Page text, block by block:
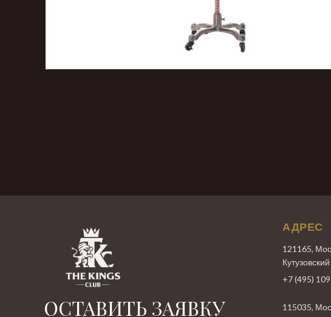
ОСТАВИТЬ ЗАЯВКУ
АДРЕС
121165,
+7 (495)
115035,